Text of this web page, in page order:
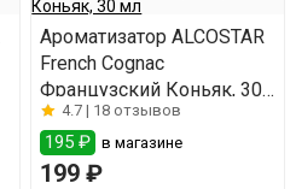
Ароматизатор ALCOSTAR
French Cognac
Французский Коньяк, 30
мл4.7 | 18 отзывов
195 ₽ в магазине
199 ₽